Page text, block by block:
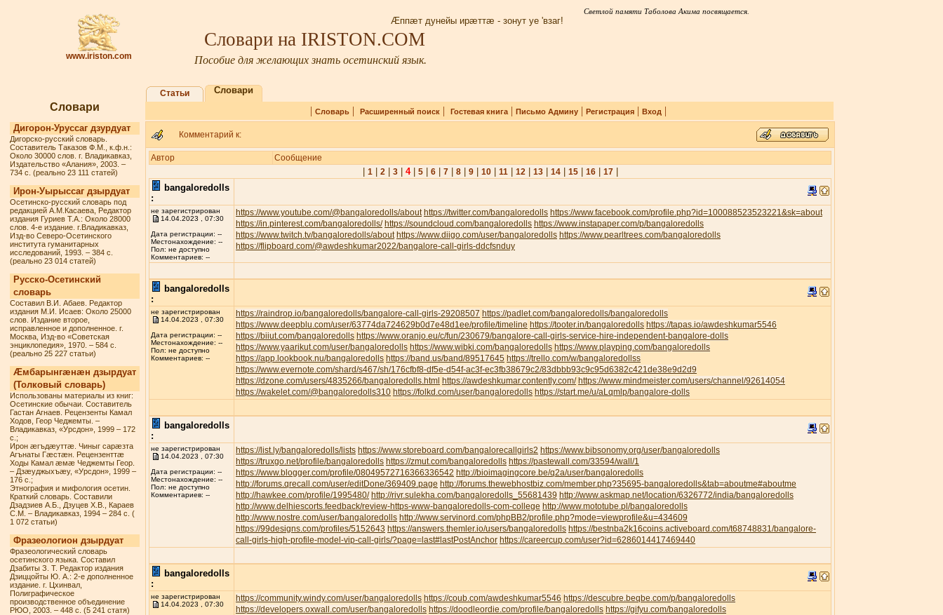
www.iriston.com
Светлой памяти Таболова Акима посвящается.
Æппæт дунейы ирæттæ - зонут уе 'взаг!
Словари на IRISTON.COM
Пособие для желающих знать осетинский язык.
Словари
Дигорон-Уруссаг дзурдуат
Дигорско-русский словарь.
Составитель Таказов Ф.М., к.ф.н.:
Около 30000 слов. г. Владикавказ,
Издательство «Алания», 2003. –
734 с. (реально 23 111 статей)
Ирон-Уырыссаг дзырдуат
Осетинско-русский словарь под
редакцией А.М.Касаева, Редактор
издания Гуриев Т.А.: Около 28000
слов. 4-е издание. г.Владикавказ,
Изд-во Северо-Осетинского
института гуманитарных
исследований, 1993. – 384 с.
(реально 23 014 статей)
Русско-Осетинский
словарь
Составил В.И. Абаев. Редактор
издания М.И. Исаев: Около 25000
слов. Издание второе,
исправленное и дополненное. г.
Москва, Изд-во «Советская
энциклопедия», 1970. – 584 с.
(реально 25 227 статьи)
Æмбарынгæнæн дзырдуат
(Толковый словарь)
Использованы материалы из книг:
Осетинские обычаи. Составитель
Гастан Агнаев. Рецензенты Камал
Ходов, Геор Чеджемты. –
Владикавказ, «Урсдон», 1999 – 172
с.;
Ирон æгъдæуттæ. Чиныг сарæзта
Агънаты Гæстæн. Рецензенттæ
Ходы Камал æмæ Чеджемты Геор.
– Дзæуджыхъæу, «Урсдон», 1999 –
176 с.;
Этнография и мифология осетин.
Краткий словарь. Составили
Дзадзиев А.Б., Дзуцев Х.В., Караев
С.М. – Владикавказ, 1994 – 284 с. (
1 072 статьи)
Фразеологион дзырдуат
Фразеологический словарь
осетинского языка. Составил
Дзабиты З. Т. Редактор издания
Дзиццойты Ю. А.: 2-е дополненное
издание. г. Цхинвал,
Полиграфическое
производственное объединение
РЮО, 2003. – 448 с. (5 241 статя)
Статьи Словари
| Словарь| Расширенный поиск| Гостевая книга| Письмо Админу| Регистрация| Вход |
Комментарий к:
Автор Сообщение
1| 2| 3| 4| 5| 6| 7| 8| 9| 10| 11| 12| 13| 14| 15| 16| 17|
bangaloredolls
:
не зарегистрирован
14.04.2023 , 07:30
Дата регистрации: --
Местонахождение: --
Пол: не доступно
Комментариев: --
https://www.youtube.com/@bangaloredolls/about https://twitter.com/bangaloredolls https://www.facebook.com/profile.php?id=100088523523221&sk=about
https://in.pinterest.com/bangaloredolls/ https://soundcloud.com/bangaloredolls https://www.instapaper.com/p/bangaloredolls
https://www.twitch.tv/bangaloredolls/about https://www.diigo.com/user/bangaloredolls https://www.pearltrees.com/bangaloredolls
https://flipboard.com/@awdeshkumar2022/bangalore-call-girls-ddcfsnduy
bangaloredolls
:
не зарегистрирован
14.04.2023 , 07:30
Дата регистрации: --
Местонахождение: --
Пол: не доступно
Комментариев: --
https://raindrop.io/bangaloredolls/bangalore-call-girls-29208507 https://padlet.com/bangaloredolls/bangaloredolls
https://www.deepblu.com/user/63774da724629b0d7e48d1ee/profile/timeline https://tooter.in/bangaloredolls https://tapas.io/awdeshkumar5546
https://biiut.com/bangaloredolls https://www.oranjo.eu/c/fun/230679/bangalore-call-girls-service-hire-independent-bangalore-dolls
https://www.yaarikut.com/user/bangaloredolls https://www.wibki.com/bangaloredolls https://www.playping.com/bangaloredolls
https://app.lookbook.nu/bangaloredolls https://band.us/band/89517645 https://trello.com/w/bangaloredollss
https://www.evernote.com/shard/s467/sh/176cfbf8-df5e-d54f-ac3f-ec3fb38679c2/83dbbb93c9c95d6382c421de38e9d2d9
https://dzone.com/users/4835266/bangaloredolls.html https://awdeshkumar.contently.com/ https://www.mindmeister.com/users/channel/92614054
https://wakelet.com/@bangaloredolls310 https://folkd.com/user/bangaloredolls https://start.me/u/aLqmlp/bangalore-dolls
bangaloredolls
:
не зарегистрирован
14.04.2023 , 07:30
Дата регистрации: --
Местонахождение: --
Пол: не доступно
Комментариев: --
https://list.ly/bangaloredolls/lists https://www.storeboard.com/bangalorecallgirls2 https://www.bibsonomy.org/user/bangaloredolls
https://truxgo.net/profile/bangaloredolls https://zmut.com/bangaloredolls https://pastewall.com/33594/wall/1
https://www.blogger.com/profile/08049572716366336542 http://bioimagingcore.be/q2a/user/bangaloredolls
http://forums.qrecall.com/user/editDone/369409.page http://forums.thewebhostbiz.com/member.php?35695-bangaloredolls&tab=aboutme#aboutme
http://hawkee.com/profile/1995480/ http://rivr.sulekha.com/bangaloredolls_55681439 http://www.askmap.net/location/6326772/india/bangaloredolls
http://www.delhiescorts.feedback/review-https-www-bangaloredolls-com-college http://www.mototube.pl/bangaloredolls
http://www.nostre.com/user/bangaloredolls http://www.servinord.com/phpBB2/profile.php?mode=viewprofile&u=434609
https://99designs.com/profiles/5152643 https://answers.themler.io/users/bangaloredolls https://bestnba2k16coins.activeboard.com/t68748831/bangalore-
call-girls-high-profile-model-vip-call-girls/?page=last#lastPostAnchor https://careercup.com/user?id=6286014417469440
bangaloredolls
:
не зарегистрирован
14.04.2023 , 07:30
https://community.windy.com/user/bangaloredolls https://coub.com/awdeshkumar5546 https://descubre.beqbe.com/p/bangaloredolls
https://developers.oxwall.com/user/bangaloredolls https://doodleordie.com/profile/bangaloredolls https://gifyu.com/bangaloredolls